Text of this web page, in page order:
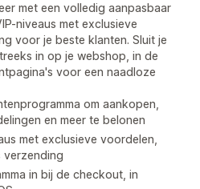
met een volledig aanpasbaar
niveaus met exclusieve
voor je beste klanten. Sluit je
in op je webshop, in de
voor een naadloze
om aankopen,
en meer te belonen
met exclusieve voordelen,
in bij de checkout, in